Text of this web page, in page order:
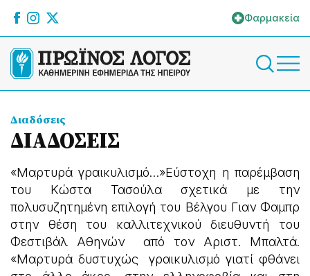
Φαρμακεία
Διαδόσεις
ΔΙΑΔΟΣΕΙΣ
«Μαρτυρά γραικυλισμό…»Εύστοχη η παρέμβαση
του Κώστα Τασούλα σχετικά με την
πολυσυζητημένη επιλογή του Βέλγου Γιαν Φαμπρ
στην θέση του καλλιτεχνικού διευθυντή του
Φεστιβάλ Αθηνών από τον Αριστ. Μπαλτά.
«Μαρτυρά δυστυχώς γραικυλισμό γιατί φθάνει